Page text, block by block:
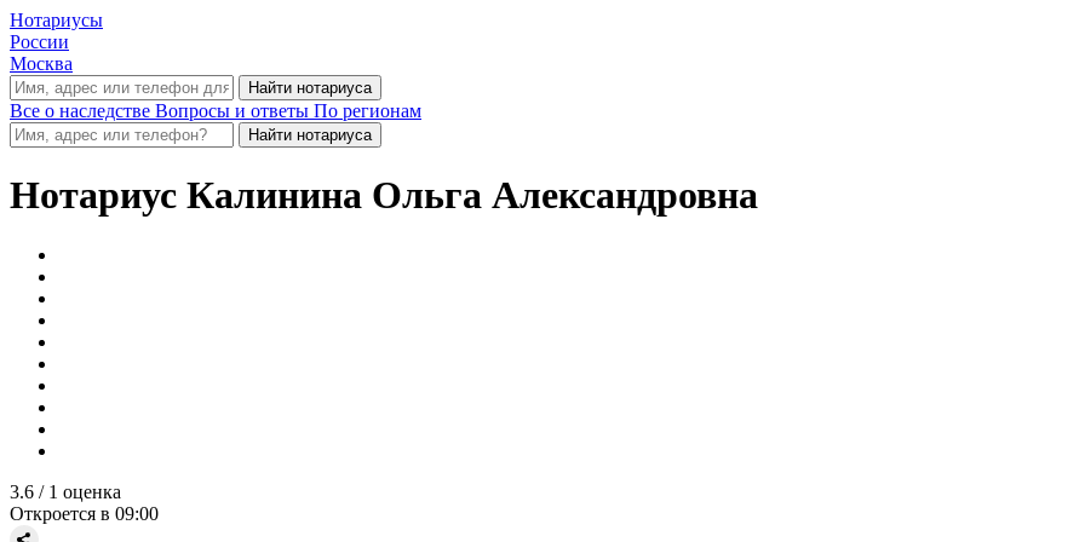
Нотариусы
России
Москва
Все о наследстве Вопросы и ответы По регионам
Нотариус Калинина Ольга Александровна
3.6 / 1 оценка
Откроется в 09:00